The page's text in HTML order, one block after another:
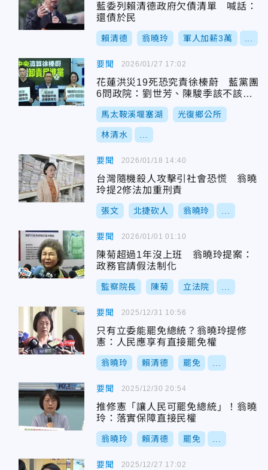
藍委列賴清德政府欠債清單 喊話：
還債於民
賴清德 翁曉玲 軍人加薪3萬
要聞
花蓮洪災19死恐究責徐榛蔚 藍黨團
6問政院：劉世芳、陳駿季該不該
抓？
馬太鞍溪堰塞湖 光復鄉公所
林清水
2026/01/27 17:02
要聞
台灣隨機殺人攻擊引社會恐慌 翁曉
玲提2修法加重刑責
張文 北捷砍人 翁曉玲
2026/01/18 14:40
要聞
陳菊超過1年沒上班 翁曉玲提案：
政務官請假法制化
監察院長 陳菊 立法院
2026/01/01 01:10
要聞
只有立委能罷免總統？翁曉玲提修
憲：人民應享有直接罷免權
翁曉玲 賴清德 罷免
2025/12/31 10:56
要聞
推修憲「讓人民可罷免總統」！翁曉
玲：落實保障直接民權
翁曉玲 賴清德 罷免
2025/12/30 20:54
要聞 2025/12/27 17:02